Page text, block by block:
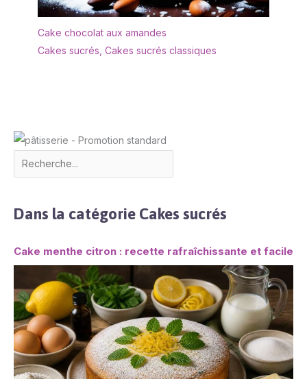
Cake chocolat aux amandes
Cakes sucrés, Cakes sucrés classiques
Dans la catégorie Cakes sucrés
Cake menthe citron : recette rafraîchissante et facile